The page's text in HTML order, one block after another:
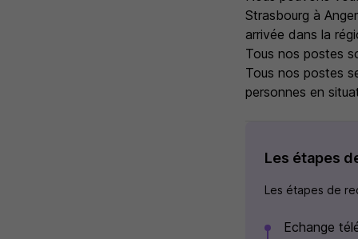
Strasbourg à
arrivée dans la
Tous nos postes
Tous nos postes
personnes en
Les étapes
Les étapes de
Echange